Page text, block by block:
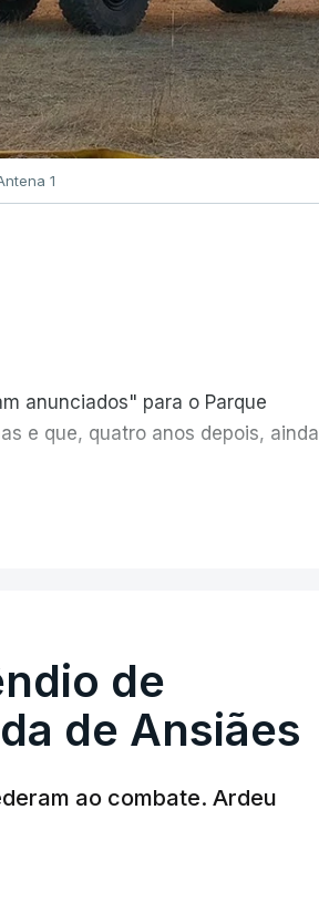
1
anunciados" para o Parque
e que, quatro anos depois, ainda
de
de Ansiães
ao combate. Ardeu